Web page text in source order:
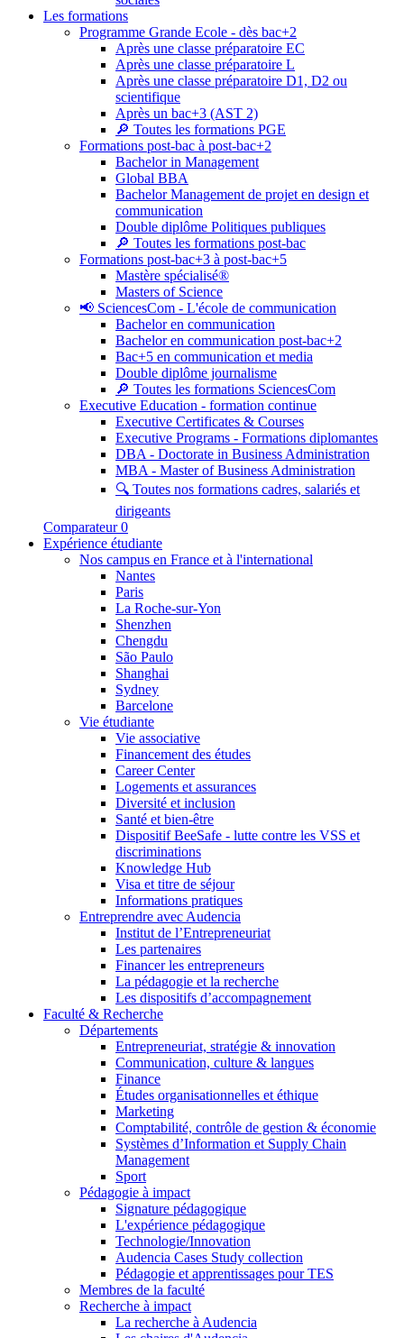
Les formations
Programme Grande Ecole - dès bac+2
Après une classe préparatoire EC
Après une classe préparatoire L
Après une classe préparatoire D1, D2 ou
scientifique
Après un bac+3 (AST 2)
🔎 Toutes les formations PGE
Formations post-bac à post-bac+2
Bachelor in Management
Global BBA
Bachelor Management de projet en design et
communication
Double diplôme Politiques publiques
🔎 Toutes les formations post-bac
Formations post-bac+3 à post-bac+5
Mastère spécialisé®
Masters of Science
📢 SciencesCom - L'école de communication
Bachelor en communication
Bachelor en communication post-bac+2
Bac+5 en communication et media
Double diplôme journalisme
🔎 Toutes les formations SciencesCom
Executive Education - formation continue
Executive Certificates & Courses
Executive Programs - Formations diplomantes
DBA - Doctorate in Business Administration
MBA - Master of Business Administration
🔍 Toutes nos formations cadres, salariés et
dirigeants
Comparateur 0
Expérience étudiante
Nos campus en France et à l'international
Nantes
Paris
La Roche-sur-Yon
Shenzhen
Chengdu
São Paulo
Shanghai
Sydney
Barcelone
Vie étudiante
Vie associative
Financement des études
Career Center
Logements et assurances
Diversité et inclusion
Santé et bien-être
Dispositif BeeSafe - lutte contre les VSS et
discriminations
Knowledge Hub
Visa et titre de séjour
Informations pratiques
Entreprendre avec Audencia
Institut de l’Entrepreneuriat
Les partenaires
Financer les entrepreneurs
La pédagogie et la recherche
Les dispositifs d’accompagnement
Faculté & Recherche
Départements
Entrepreneuriat, stratégie & innovation
Communication, culture & langues
Finance
Études organisationnelles et éthique
Marketing
Comptabilité, contrôle de gestion & économie
Systèmes d’Information et Supply Chain
Management
Sport
Pédagogie à impact
Signature pédagogique
L'expérience pédagogique
Technologie/Innovation
Audencia Cases Study collection
Pédagogie et apprentissages pour TES
Membres de la faculté
Recherche à impact
La recherche à Audencia